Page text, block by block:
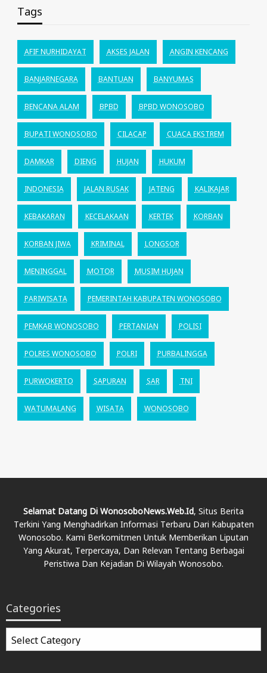
Tags
AFIF NURHIDAYAT AKSES JALAN ANGIN KENCANG
BANJARNEGARA BANTUAN BANYUMAS
BENCANA ALAM BPBD BPBD WONOSOBO
BUPATI WONOSOBO CILACAP CUACA EKSTREM
DAMKAR DIENG HUJAN HUKUM
INDONESIA JALAN RUSAK JATENG KALIKAJAR
KEBAKARAN KECELAKAAN KERTEK KORBAN
KORBAN JIWA KRIMINAL LONGSOR
MENINGGAL MOTOR MUSIM HUJAN
PARIWISATA PEMERINTAH KABUPATEN WONOSOBO
PEMKAB WONOSOBO PERTANIAN POLISI
POLRES WONOSOBO POLRI PURBALINGGA
PURWOKERTO SAPURAN SAR TNI
WATUMALANG WISATA WONOSOBO
Selamat Datang Di WonosoboNews.web.id, Situs Berita
Terkini Yang Menghadirkan Informasi Terbaru Dari Kabupaten
Wonosobo. Kami Berkomitmen Untuk Memberikan Liputan
Yang Akurat, Terpercaya, Dan Relevan Tentang Berbagai
Peristiwa Dan Kejadian Di Wilayah Wonosobo.
Categories
Categories